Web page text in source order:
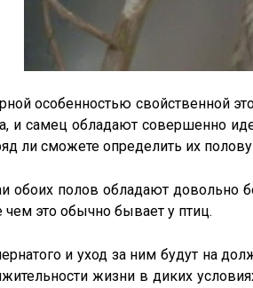
особенностью свойственной
и самец обладают совершенно
ли сможете определить их
обоих полов обладают
чем это обычно бывает у птиц.
и уход за ним будут на
жизни в диких